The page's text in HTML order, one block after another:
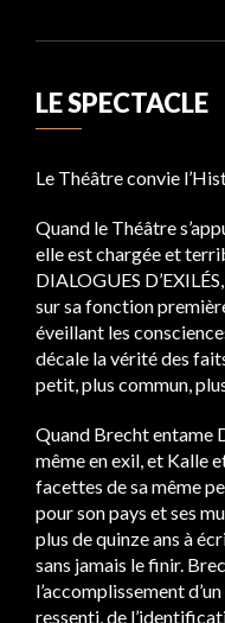
LE SPECTACLE
Le Théâtre convie
Quand le Théâtre
elle est chargée et
DIALOGUES
sur sa fonction
éveillant les
décale la vérité des
petit, plus commun,
Quand Brecht entame
même en exil, et Kalle
facettes de sa même
pour son pays et ses
plus de quinze ans à
sans jamais le finir.
l’accomplissement
ressenti, de